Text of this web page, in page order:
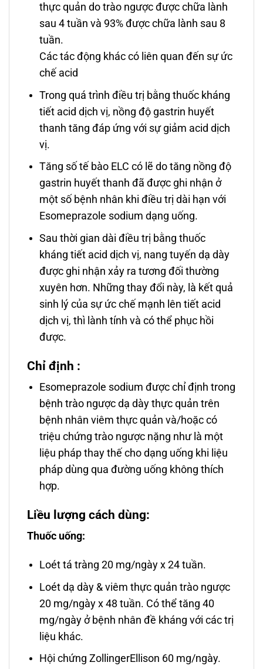
thực quản do trào ngược được chữa lành
sau 4 tuần và 93% được chữa lành sau 8
tuần.
Các tác động khác có liên quan đến sự ức
chế acid
Trong quá trình điều trị bằng thuốc kháng
tiết acid dịch vị, nồng độ gastrin huyết
thanh tăng đáp ứng với sự giảm acid dịch
vị.
Tăng số tế bào ELC có lẽ do tăng nồng độ
gastrin huyết thanh đã được ghi nhận ở
một số bệnh nhân khi điều trị dài hạn với
Esomeprazole sodium dạng uống.
Sau thời gian dài điều trị bằng thuốc
kháng tiết acid dịch vị, nang tuyến dạ dày
được ghi nhận xảy ra tương đối thường
xuyên hơn. Những thay đổi này, là kết quả
sinh lý của sự ức chế mạnh lên tiết acid
dịch vị, thì lành tính và có thể phục hồi
được.
Chỉ định :
Esomeprazole sodium được chỉ định trong
bệnh trào ngược dạ dày thực quản trên
bệnh nhân viêm thực quản và/hoặc có
triệu chứng trào ngược nặng như là một
liệu pháp thay thế cho dạng uống khi liệu
pháp dùng qua đường uống không thích
hợp.
Liều lượng cách dùng:
Thuốc uống:
Loét tá tràng 20 mg/ngày x 24 tuần.
Loét dạ dày & viêm thực quản trào ngược
20 mg/ngày x 48 tuần. Có thể tăng 40
mg/ngày ở bệnh nhân đề kháng với các trị
liệu khác.
Hội chứng ZollingerEllison 60 mg/ngày.